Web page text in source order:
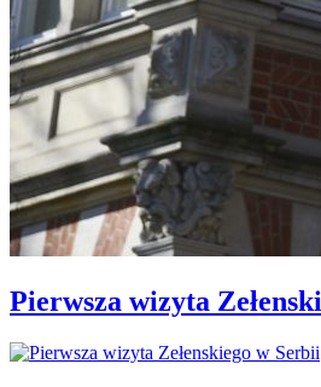
Pierwsza wizyta